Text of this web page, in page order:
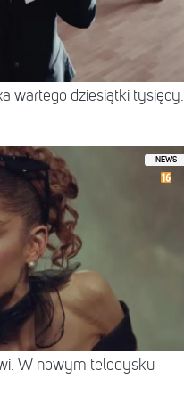
wartego dziesiątki tysięcy.
NEWS
W nowym teledysku